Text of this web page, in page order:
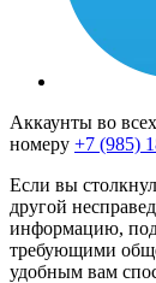
Аккаунты во
номеру +7 (985)
Если вы
другой
информацию,
требующими
удобным вам